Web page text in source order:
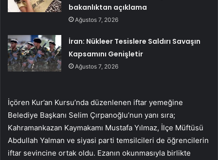
bakanlıktan açıklama
Ağustos 7, 2026
İran: Nükleer Tesislere Saldırı Savaşın
Kapsamını Genişletir
Ağustos 7, 2026
İçören Kur’an Kursu’nda düzenlenen iftar yemeğine
Belediye Başkanı Selim Çırpanoğlu’nun yanı sıra;
Kahramankazan Kaymakamı Mustafa Yılmaz, İlçe Müftüsü
Abdullah Yalman ve siyasi parti temsilcileri de öğrencilerin
iftar sevincine ortak oldu. Ezanın okunmasıyla birlikte